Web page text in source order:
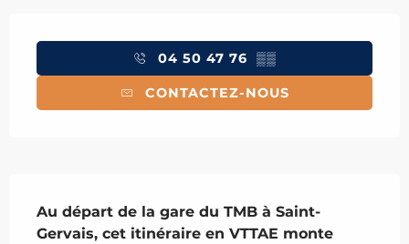
04 50 47 76 ▒▒
CONTACTEZ-NOUS
Au départ de la gare du TMB à Saint-
Gervais, cet itinéraire en VTTAE monte